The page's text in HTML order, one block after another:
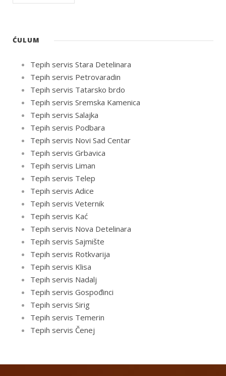
ĆULUM
Tepih servis Stara Detelinara
Tepih servis Petrovaradin
Tepih servis Tatarsko brdo
Tepih servis Sremska Kamenica
Tepih servis Salajka
Tepih servis Podbara
Tepih servis Novi Sad Centar
Tepih servis Grbavica
Tepih servis Liman
Tepih servis Telep
Tepih servis Adice
Tepih servis Veternik
Tepih servis Kać
Tepih servis Nova Detelinara
Tepih servis Sajmište
Tepih servis Rotkvarija
Tepih servis Klisa
Tepih servis Nadalj
Tepih servis Gospođinci
Tepih servis Sirig
Tepih servis Temerin
Tepih servis Čenej